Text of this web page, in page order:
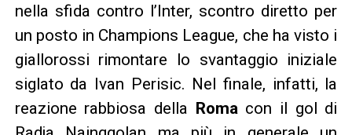
nella sfida contro l’Inter, scontro diretto per
un posto in Champions League, che ha visto i
giallorossi rimontare lo svantaggio iniziale
siglato da Ivan Perisic. Nel finale, infatti, la
reazione rabbiosa della Roma con il gol di